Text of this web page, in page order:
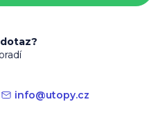
info@utopy.cz